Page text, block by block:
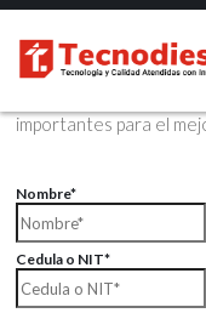
Contáctenos Vía
Envíenos sus datos
importantes para el
Nombre*
Cedula o NIT*